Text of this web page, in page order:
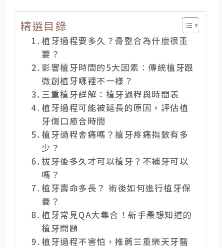
精選目錄
植牙過程要多久？骨整合為什麼很重
要？
影響植牙時間的5大因素：傳統植牙跟
微創植牙哪裡不一樣？
三重植牙詳解：植牙過程與時間表
植牙過程可能被延長的原因，評估植
牙傷口癒合時間
植牙過程會痛嗎？植牙疼痛指數有多
少？
拔牙後多久才可以植牙？不補牙可以
嗎？
植牙壽命多長？ 術後如何進行植牙保
養？
植牙常見QA大集合！新手最想知道的
植牙問題
植牙過程不害怕，推薦三重樂天牙醫